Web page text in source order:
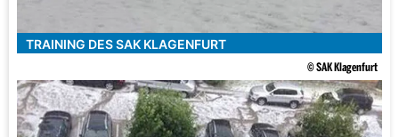
TRAINING DES SAK KLAGENFURT
© SAK Klagenfurt